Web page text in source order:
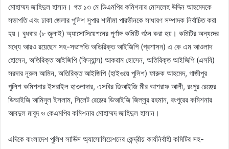
মোহাম্মদ জাহিদুল হাসান। গত ১৩ মে ডিএমপির কমিশনার মোসলেহ উদ্দিন আহমেদকে
সভাপতি এবং ঢাকা জেলার পুলিশ সুপার শামীমা পারভীনকে সাধারণ সম্পাদক নির্বাচিত করা
হয়। বুধবার (৮ জুলাই) অ্যাসোসিয়েশনের পূর্ণাঙ্গ কমিটি গঠন করা হয়। কমিটির অন্যদের
মধ্যে আরও রয়েছেন সহ-সভাপতি অতিরিক্ত আইজিপি (প্রশাসন) এ কে এম আওলাদ
হোসেন, অতিরিক্ত আইজিপি (ফিন্যান্স) আকরাম হোসেন, অতিরিক্ত আইজিপি (এসবি)
সরদার নূরুল আমিন, অতিরিক্ত আইজিপি (হাইওয়ে পুলিশ) ফারুক আহমেদ, গাজীপুর
পুলিশ কমিশনার ইসরাইল হাওলাদার, এসবির ডিআইজি মীর আশরাফ আলী, রংপুর রেঞ্জের
ডিআইজি আমিনুল ইসলাম, সিলেট রেঞ্জের ডিআইজি জিল্লুর রহমান, রংপুরের কমিশনার
আবদুল মাবুদ ও কেএমপির কমিশনার মোহাম্মদ জাহিদুল হাসান।
এদিকে বাংলাদেশ পুলিশ সার্ভিস অ্যাসোসিয়েশনের কেন্দ্রীয় কার্যনির্বাহী কমিটির সহ-